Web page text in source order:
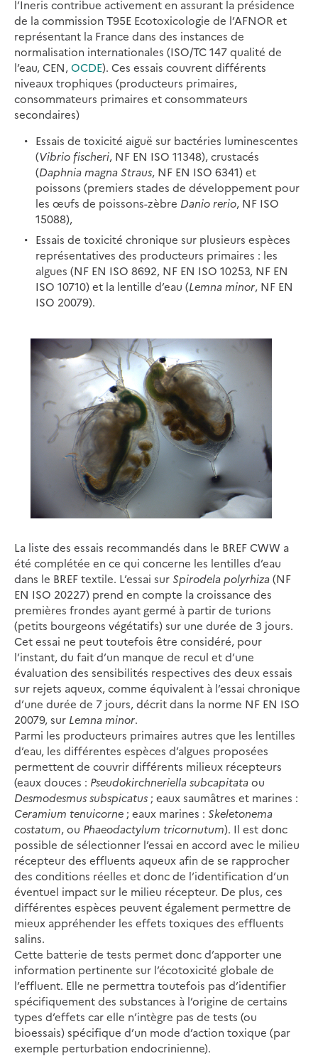
l’Ineris contribue activement en assurant la présidence
de la commission T95E Ecotoxicologie de l’AFNOR et
représentant la France dans des instances de
normalisation internationales (ISO/TC 147 qualité de
l’eau, CEN,OCDE). Ces essais couvrent différents
niveaux trophiques (producteurs primaires,
consommateurs primaires et consommateurs
secondaires)
Essais de toxicité aiguë sur bactéries luminescentes
(Vibrio fischeri, NF EN ISO 11348), crustacés
(Daphnia magna Straus, NF EN ISO 6341) et
poissons (premiers stades de développement pour
les œufs de poissons-zèbre Danio rerio, NF ISO
15088),
Essais de toxicité chronique sur plusieurs espèces
représentatives des producteurs primaires : les
algues (NF EN ISO 8692, NF EN ISO 10253, NF EN
ISO 10710) et la lentille d’eau (Lemna minor, NF EN
ISO 20079).
La liste des essais recommandés dans le BREF CWW a
été complétée en ce qui concerne les lentilles d’eau
dans le BREF textile. L’essai surSpirodela polyrhiza(NF
EN ISO 20227) prend en compte la croissance des
premières frondes ayant germé à partir de turions
(petits bourgeons végétatifs) sur une durée de 3 jours.
Cet essai ne peut toutefois être considéré, pour
l’instant, du fait d’un manque de recul et d’une
évaluation des sensibilités respectives des deux essais
sur rejets aqueux, comme équivalent à l’essai chronique
d’une durée de 7 jours, décrit dans la norme NF EN ISO
20079, sur Lemna minor.
Parmi les producteurs primaires autres que les lentilles
d’eau, les différentes espèces d’algues proposées
permettent de couvrir différents milieux récepteurs
(eaux douces : Pseudokirchneriella subcapitataou
Desmodesmus subspicatus ; eaux saumâtres et marines :
Ceramium tenuicorne ; eaux marines : Skeletonema
costatum, ou Phaeodactylum tricornutum). Il est donc
possible de sélectionner l’essai en accord avec le milieu
récepteur des effluents aqueux afin de se rapprocher
des conditions réelles et donc de l’identification d’un
éventuel impact sur le milieu récepteur. De plus, ces
différentes espèces peuvent également permettre de
mieux appréhender les effets toxiques des effluents
salins.
Cette batterie de tests permet donc d’apporter une
information pertinente sur l’écotoxicité globale de
l’effluent. Elle ne permettra toutefois pas d’identifier
spécifiquement des substances à l’origine de certains
types d’effets car elle n’intègre pas de tests (ou
bioessais) spécifique d’un mode d’action toxique (par
exemple perturbation endocrinienne).